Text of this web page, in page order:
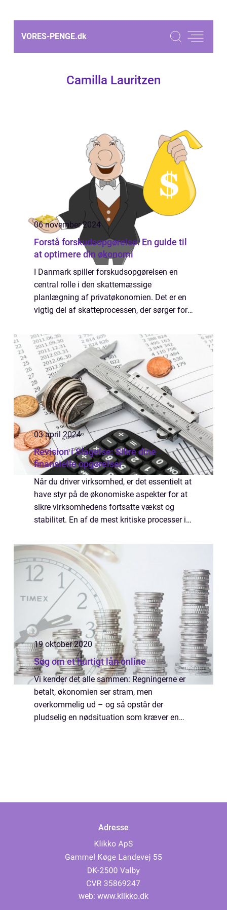
VORES-PENGE.dk
Camilla Lauritzen
06 november 2024
Forstå forskudsopgørelse: En guide til
at optimere din økonomi
I Danmark spiller forskudsopgørelsen en
central rolle i den skattemæssige
planlægning af privatøkonomien. Det er en
vigtig del af skatteprocessen, der sørger for,
mængde...
03 april 2024
Revision i Slagelse: Sikre dine
finansielle opgørelser
Når du driver virksomhed, er det essentielt at
have styr på de økonomiske aspekter for at
sikre virksomhedens fortsatte vækst og
stabilitet. En af de mest kritiske processer i
omegn hjælper revisorer med at ...
19 oktober 2020
Søg om et hurtigt lån online
Vi kender det alle sammen: Regningerne er
betalt, økonomien ser stram, men
overkommelig ud – og så opstår der
pludselig en nødsituation som kræver en
Adresse
web: www.klikko.dk